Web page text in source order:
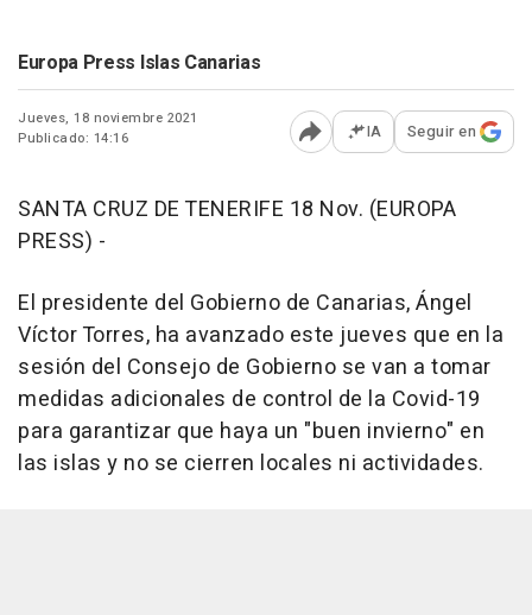
Europa Press Islas Canarias
Jueves, 18 noviembre 2021
Publicado: 14:16
Abrir opciones para
IA Seguir en
SANTA CRUZ DE TENERIFE 18 Nov. (EUROPA
PRESS) -
El presidente del Gobierno de Canarias, Ángel
Víctor Torres, ha avanzado este jueves que en la
sesión del Consejo de Gobierno se van a tomar
medidas adicionales de control de la Covid-19
para garantizar que haya un "buen invierno" en
las islas y no se cierren locales ni actividades.